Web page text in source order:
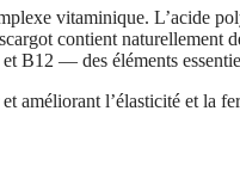
vitaminique. L’acide
contient naturellement
B12 — des éléments
améliorant l’élasticité et la